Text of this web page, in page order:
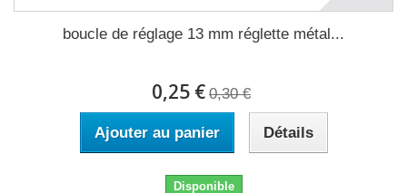
boucle de réglage 13 mm réglette métal...
0,25 € 0,30 €
Ajouter au panier Détails
Disponible